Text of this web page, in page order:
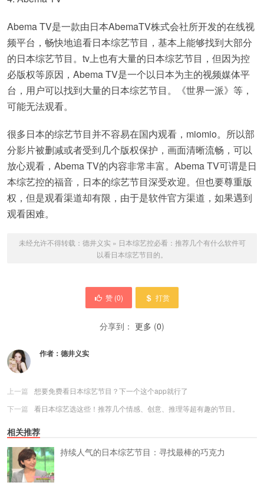
Abema TV是一款由日本AbemaTV株式会社所开发的在线视
频平台，畅快地追看日本综艺节目，基本上能够找到大部分
的日本综艺节目。tv上也有大量的日本综艺节目，但因为控
必版权等原因，Abema TV是一个以日本为主的视频媒体平
台，用户可以找到大量的日本综艺节目。《世界一派》等，
可能无法观看。
很多日本的综艺节目并不容易在国内观看，miomio。所以部
分影片被删减或者受到几个版权保护，画面清晰流畅，可以
放心观看，Abema TV的内容非常丰富。Abema TV可谓是日
本综艺控的福音，日本的综艺节目深受欢迎。但也要尊重版
权，但是观看渠道却有限，由于是软件官方渠道，如果遇到
观看困难。
未经允许不得转载： 德井义实 » 日本综艺控必看：推荐几个有什么软件可
以看日本综艺节目的。
赞 (0) 打赏
分享到： 更多 (0)
作者： 德井义实
上一篇
想要免费看日本综艺节目？下一个这个app就行了
下一篇
看日本综艺选这些！推荐几个情感、创意、推理等超有趣的节目。
相关推荐
持续人气的日本综艺节目：寻找最棒的巧克力